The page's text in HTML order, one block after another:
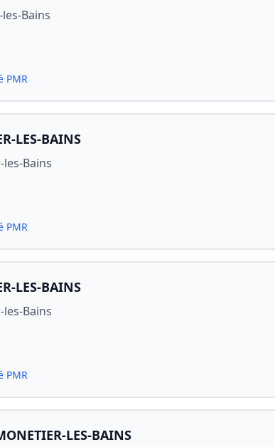
Bains
PMR
LES-BAINS
Bains
PMR
LES-BAINS
Bains
PMR
LES-BAINS